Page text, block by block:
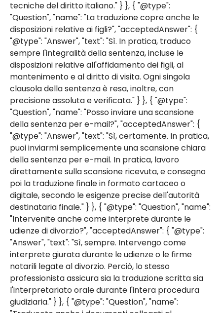
tecniche del diritto italiano." } }, { "@type":
"Question", "name": "La traduzione copre anche le
disposizioni relative ai figli?", "acceptedAnswer": {
"@type": "Answer", "text": "Sì. In pratica, traduco
sempre l'integralità della sentenza, incluse le
disposizioni relative all'affidamento dei figli, al
mantenimento e al diritto di visita. Ogni singola
clausola della sentenza è resa, inoltre, con
precisione assoluta e verificata." } }, { "@type":
"Question", "name": "Posso inviare una scansione
della sentenza per e-mail?", "acceptedAnswer": {
"@type": "Answer", "text": "Sì, certamente. In pratica,
puoi inviarmi semplicemente una scansione chiara
della sentenza per e-mail. In pratica, lavoro
direttamente sulla scansione ricevuta, e consegno
poi la traduzione finale in formato cartaceo o
digitale, secondo le esigenze precise dell'autorità
destinataria finale." } }, { "@type": "Question", "name":
"Intervenite anche come interprete durante le
udienze di divorzio?", "acceptedAnswer": { "@type":
"Answer", "text": "Sì, sempre. Intervengo come
interprete giurata durante le udienze o le firme
notarili legate al divorzio. Perciò, lo stesso
professionista assicura sia la traduzione scritta sia
l'interpretariato orale durante l'intera procedura
giudiziaria." } }, { "@type": "Question", "name":